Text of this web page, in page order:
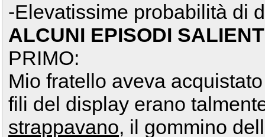
-Elevatissime probabilità di
ALCUNI EPISODI
PRIMO:
Mio fratello aveva
fili del display erano
strappavano, il gommino